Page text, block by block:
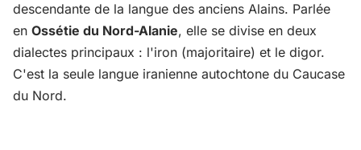
descendante de la langue des anciens Alains. Parlée
en Ossétie du Nord-Alanie, elle se divise en deux
dialectes principaux : l'iron (majoritaire) et le digor.
C'est la seule langue iranienne autochtone du Caucase
du Nord.